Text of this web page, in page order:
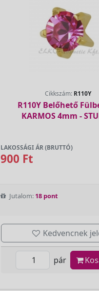
Cikkszám: R110Y
R110Y Belőhető
KARMOS 4mm -
LAKOSSÁGI ÁR (BRUTTÓ)
900 Ft
Jutalom: 18 pont
Kedvencnek
pár